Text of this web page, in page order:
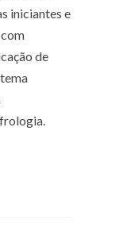
iniciantes e
de